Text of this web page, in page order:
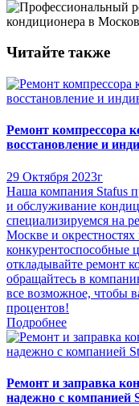
Читайте также
Ремонт компрессора
восстановление и
29 Октября 2023г
Наша компания Stafus
и обслуживание
специализируемся на
Москве и
конкурентоспособные
откладывайте ремонт
обращайтесь в
все возможное, чтобы
процентов!
Подробнее
Ремонт и заправка
надежно с компанией